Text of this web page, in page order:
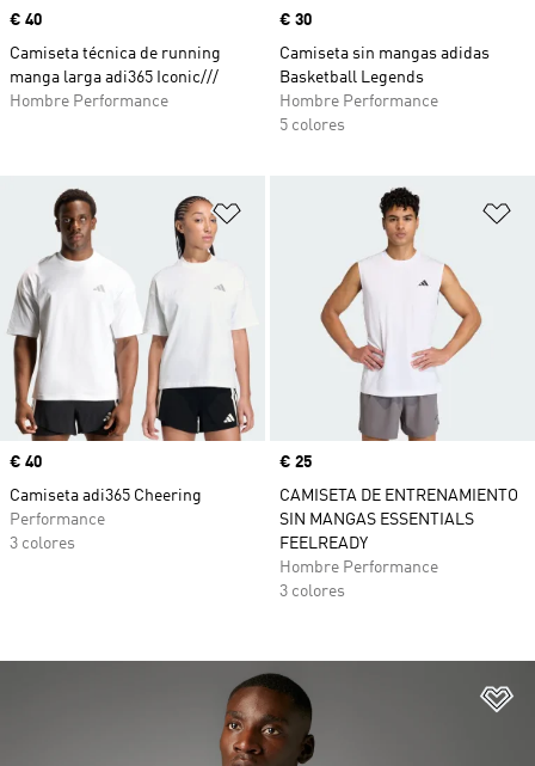
Precio
€ 40
Camiseta técnica de running
manga larga adi365 Iconic///
Hombre Performance
Precio
€ 30
Camiseta sin mangas adidas
Basketball Legends
Hombre Performance
5 colores
Añadir a la lista de deseos
Precio
€ 40
Camiseta adi365 Cheering
Performance
3 colores
Precio
€ 25
CAMISETA DE ENTRENAMIENTO
SIN MANGAS ESSENTIALS
FEELREADY
Hombre Performance
3 colores